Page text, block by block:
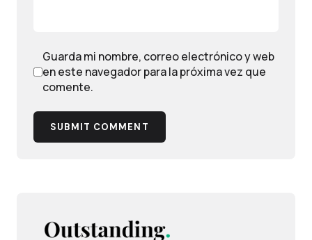
Guarda mi nombre, correo electrónico y web
en este navegador para la próxima vez que
comente.
SUBMIT COMMENT